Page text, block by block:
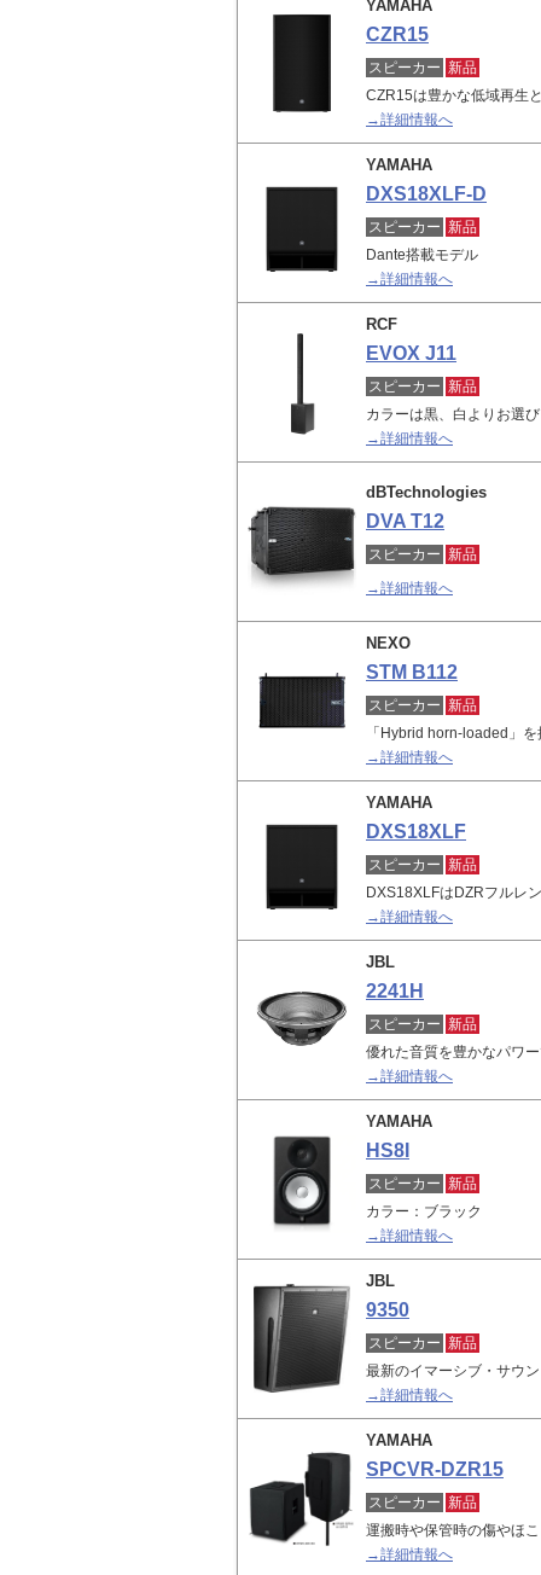
YAMAHA
CZR15
スピーカー 新品
CZR15は豊かな低域再生
→詳細情報へ
YAMAHA
DXS18XLF-D
スピーカー 新品
Dante搭載モデル
→詳細情報へ
RCF
EVOX J11
スピーカー 新品
カラーは黒、白よりお選
→詳細情報へ
dBTechnologies
DVA T12
スピーカー 新品
→詳細情報へ
NEXO
STM B112
スピーカー 新品
「Hybrid horn-loaded」
→詳細情報へ
YAMAHA
DXS18XLF
スピーカー 新品
DXS18XLFはDZRフルレ
→詳細情報へ
JBL
2241H
スピーカー 新品
優れた音質を豊かなパワ
→詳細情報へ
YAMAHA
HS8I
スピーカー 新品
カラー：ブラック
→詳細情報へ
JBL
9350
スピーカー 新品
最新のイマーシブ・サウ
→詳細情報へ
YAMAHA
SPCVR-DZR15
スピーカー 新品
運搬時や保管時の傷やほ
→詳細情報へ